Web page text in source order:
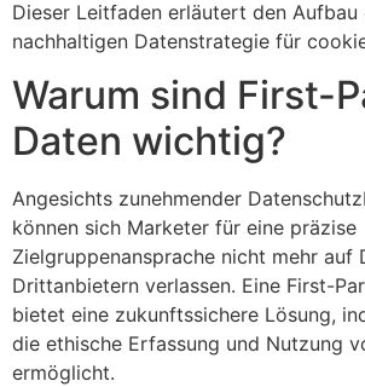
Dieser Leitfaden erläutert den Aufbau
nachhaltigen Datenstrategie für
Warum sind First-
Daten wichtig?
Angesichts zunehmender
können sich Marketer für eine präzise
Zielgruppenansprache nicht mehr auf
Drittanbietern verlassen. Eine First-
bietet eine zukunftssichere Lösung,
die ethische Erfassung und Nutzung
ermöglicht.